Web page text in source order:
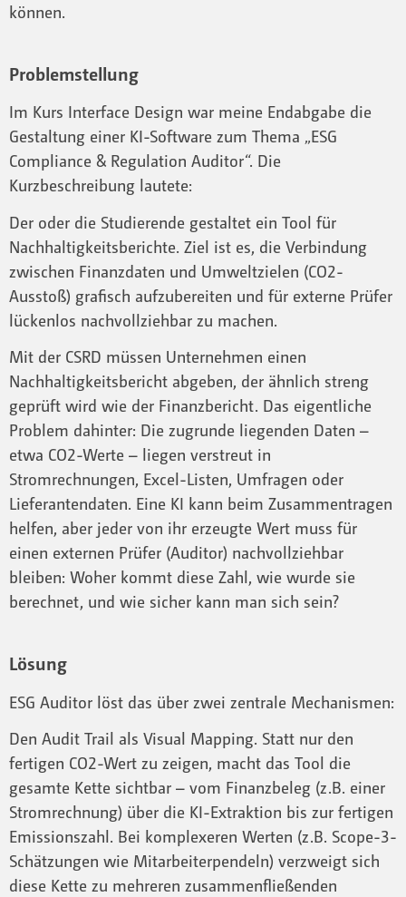
können.
Problemstellung
Im Kurs Interface Design war meine Endabgabe die
Gestaltung einer KI-Software zum Thema „ESG
Compliance & Regulation Auditor“. Die
Kurzbeschreibung lautete:
Der oder die Studierende gestaltet ein Tool für
Nachhaltigkeitsberichte. Ziel ist es, die Verbindung
zwischen Finanzdaten und Umweltzielen (CO2-
Ausstoß) grafisch aufzubereiten und für externe Prüfer
lückenlos nachvollziehbar zu machen.
Mit der CSRD müssen Unternehmen einen
Nachhaltigkeitsbericht abgeben, der ähnlich streng
geprüft wird wie der Finanzbericht. Das eigentliche
Problem dahinter: Die zugrunde liegenden Daten –
etwa CO2-Werte – liegen verstreut in
Stromrechnungen, Excel-Listen, Umfragen oder
Lieferantendaten. Eine KI kann beim Zusammentragen
helfen, aber jeder von ihr erzeugte Wert muss für
einen externen Prüfer (Auditor) nachvollziehbar
bleiben: Woher kommt diese Zahl, wie wurde sie
berechnet, und wie sicher kann man sich sein?
Lösung
ESG Auditor löst das über zwei zentrale Mechanismen:
Den Audit Trail als Visual Mapping. Statt nur den
fertigen CO2-Wert zu zeigen, macht das Tool die
gesamte Kette sichtbar – vom Finanzbeleg (z.B. einer
Stromrechnung) über die KI-Extraktion bis zur fertigen
Emissionszahl. Bei komplexeren Werten (z.B. Scope-3-
Schätzungen wie Mitarbeiterpendeln) verzweigt sich
diese Kette zu mehreren zusammenfließenden